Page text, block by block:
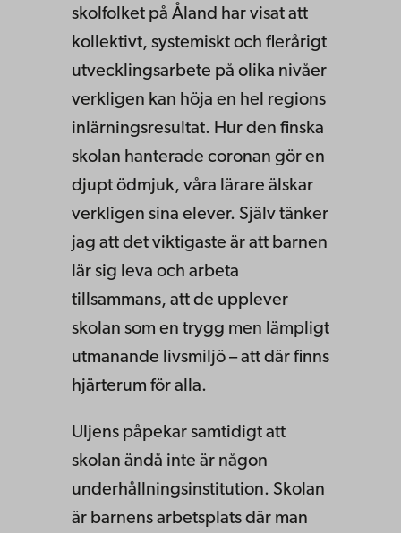
skolfolket på Åland har visat att
kollektivt, systemiskt och flerårigt
utvecklingsarbete på olika nivåer
verkligen kan höja en hel regions
inlärningsresultat. Hur den finska
skolan hanterade coronan gör en
djupt ödmjuk, våra lärare älskar
verkligen sina elever. Själv tänker
jag att det viktigaste är att barnen
lär sig leva och arbeta
tillsammans, att de upplever
skolan som en trygg men lämpligt
utmanande livsmiljö – att där finns
hjärterum för alla.
Uljens påpekar samtidigt att
skolan ändå inte är någon
underhållningsinstitution. Skolan
är barnens arbetsplats där man